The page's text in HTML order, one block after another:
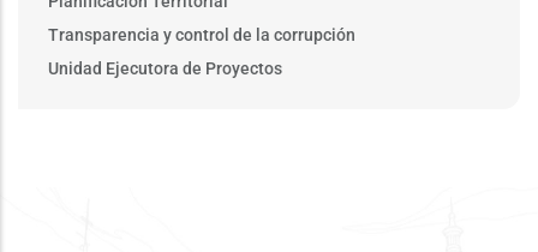
Transparencia y control de la corrupción
Unidad Ejecutora de Proyectos